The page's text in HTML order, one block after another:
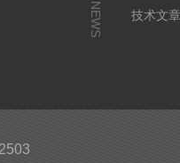
NEWS
技术文